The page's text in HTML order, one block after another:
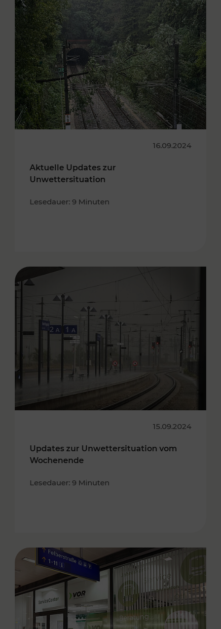
16.09.2024
Aktuelle Updates zur
Unwettersituation
Lesedauer: 9 Minuten
15.09.2024
Updates zur Unwettersituation vom
Wochenende
Lesedauer: 9 Minuten